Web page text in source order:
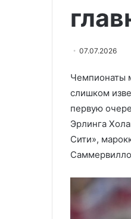
07.07.2026
Чемпионаты
слишком
первую
Эрлинга
Сити»,